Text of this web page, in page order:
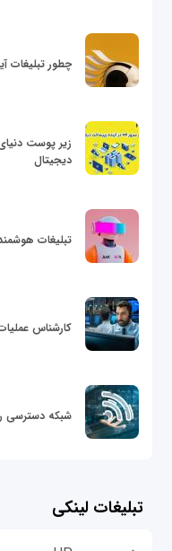
چطور تبلیغات
دیجیتال
تبلیغات
کارشناس
شبکه دسترسی
تبلیغات لینکی